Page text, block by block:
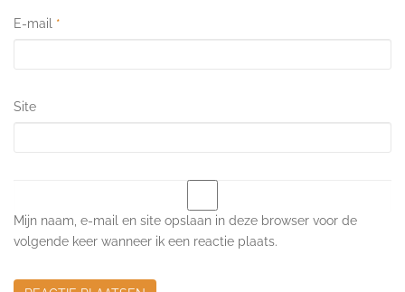
E-mail *
Site
Mijn naam, e-mail en site opslaan in deze browser voor de
volgende keer wanneer ik een reactie plaats.